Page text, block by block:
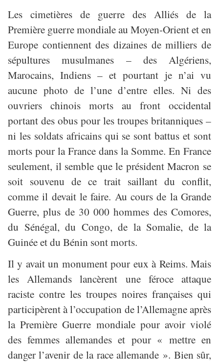
Les cimetières de guerre des Alliés de la
Première guerre mondiale au Moyen-Orient et en
Europe contiennent des dizaines de milliers de
sépultures musulmanes – des Algériens,
Marocains, Indiens – et pourtant je n’ai vu
aucune photo de l’une d’entre elles. Ni des
ouvriers chinois morts au front occidental
portant des obus pour les troupes britanniques –
ni les soldats africains qui se sont battus et sont
morts pour la France dans la Somme. En France
seulement, il semble que le président Macron se
soit souvenu de ce trait saillant du conflit,
comme il devait le faire. Au cours de la Grande
Guerre, plus de 30 000 hommes des Comores,
du Sénégal, du Congo, de la Somalie, de la
Guinée et du Bénin sont morts.
Il y avait un monument pour eux à Reims. Mais
les Allemands lancèrent une féroce attaque
raciste contre les troupes noires françaises qui
participèrent à l’occupation de l’Allemagne après
la Première Guerre mondiale pour avoir violé
des femmes allemandes et pour « mettre en
danger l’avenir de la race allemande ». Bien sûr,